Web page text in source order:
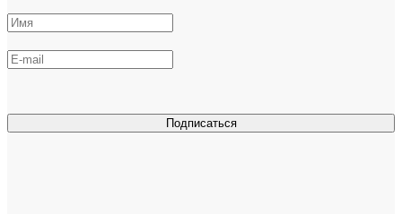
Подписаться